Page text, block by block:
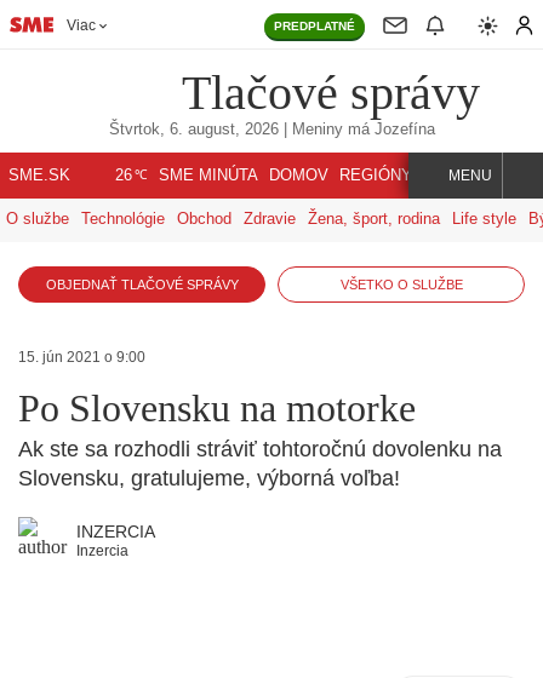
Viac PREDPLATNÉ
Tlačové správy
Štvrtok, 6. august, 2026| Meniny má Jozefína
SME.SK 26℃ SME MINÚTA DOMOV REGIÓNY INDEX SVET
MENU
O službe Technológie Obchod Zdravie Žena, šport, rodina Life style
OBJEDNAŤ TLAČOVÉ SPRÁVY VŠETKO O SLUŽBE
15. jún 2021 o 9:00
Po Slovensku na motorke
Ak ste sa rozhodli stráviť tohtoročnú dovolenku na
Slovensku, gratulujeme, výborná voľba!
INZERCIA
Inzercia